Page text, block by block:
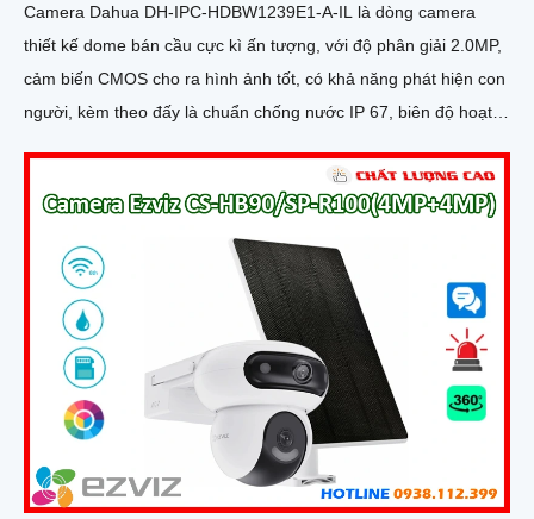
Camera Dahua DH-IPC-HDBW1239E1-A-IL là dòng camera
thiết kế dome bán cầu cực kì ấn tượng, với độ phân giải 2.0MP,
cảm biến CMOS cho ra hình ảnh tốt, có khả năng phát hiện con
người, kèm theo đấy là chuẩn chống nước IP 67, biên độ hoạt